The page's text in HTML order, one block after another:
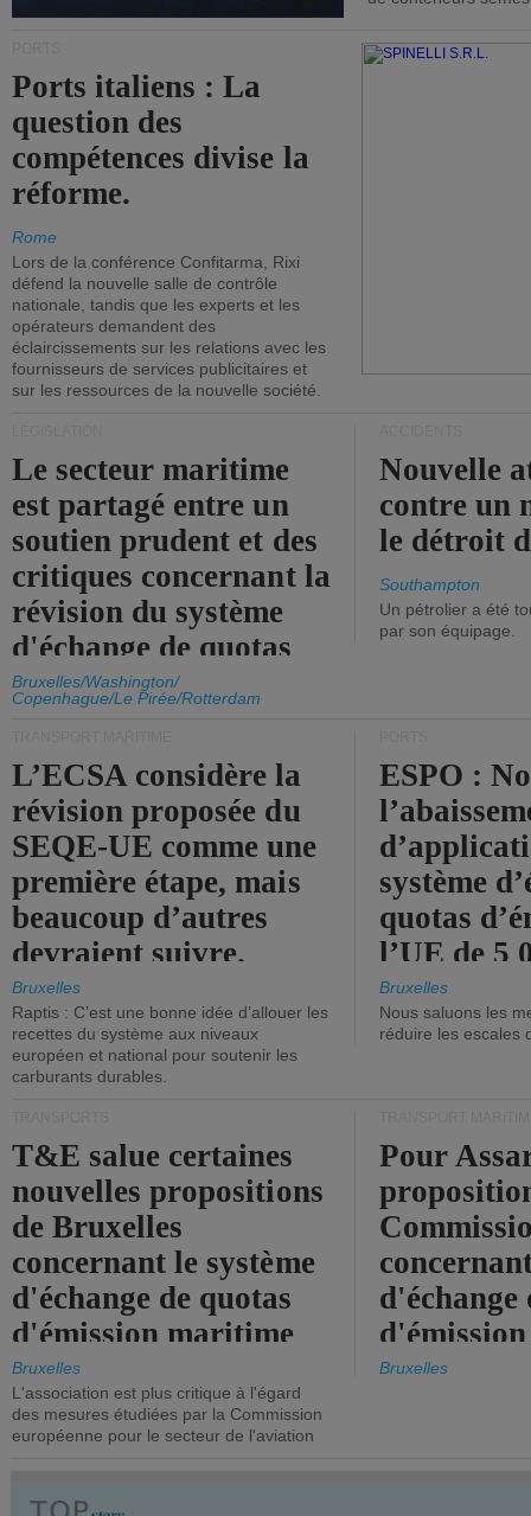
Ports italiens : La
question des
compétences divise la
réforme.
Rome
Lors de la conférence Confitarma, Rixi
défend la nouvelle salle de contrôle
nationale, tandis que les experts et les
opérateurs demandent des
éclaircissements sur les relations avec les
fournisseurs de services publicitaires et
sur les ressources de la nouvelle société.
Le secteur maritime
est partagé entre un
soutien prudent et des
critiques concernant la
révision du système
d'échange de quotas
d'émission de l'UE.
Bruxelles/Washington/
Copenhague/Le Pirée/Rotterdam
Nouvelle
contre un
le détroit
Southampton
Un pétrolier a été
par son équipage.
L’ECSA considère la
révision proposée du
SEQE-UE comme une
première étape, mais
beaucoup d’autres
devraient suivre.
Bruxelles
Raptis : C’est une bonne idée d’allouer les
recettes du système aux niveaux
européen et national pour soutenir les
carburants durables.
ESPO :
système
quotas
l’UE de 5
tonneaux
brute.
Bruxelles
Nous saluons les
réduire les escales
T&E salue certaines
nouvelles propositions
de Bruxelles
concernant le système
d'échange de quotas
d'émission maritime
de l'UE.
Bruxelles
L'association est plus critique à l'égard
des mesures étudiées par la Commission
européenne pour le secteur de l'aviation
Pour
d'échange
timide,
Bruxelles